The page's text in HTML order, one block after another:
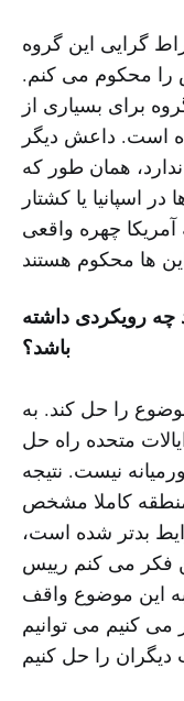
گرایی این گروه
را محکوم می کنم.
برای بسیاری از
است. داعش دیگر
همان طور که
اسپانیا یا کشتار
چهره واقعی
چه رویکردی داشته
باشد؟
را حل کند. به
متحده راه حل
نیست. نتیجه
کاملا مشخص
بدتر شده است،
فکر می کنم رییس
به این موضوع واقف
می کنیم می توانیم